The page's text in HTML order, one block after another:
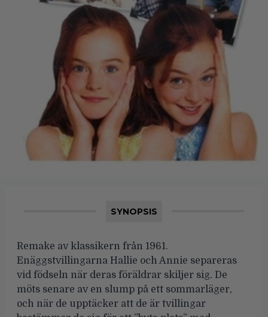
SYNOPSIS
Remake av klassikern från 1961.
Enäggstvillingarna Hallie och Annie separeras
vid födseln när deras föräldrar skiljer sig. De
möts senare av en slump på ett sommarläger,
och när de upptäcker att de är tvillingar